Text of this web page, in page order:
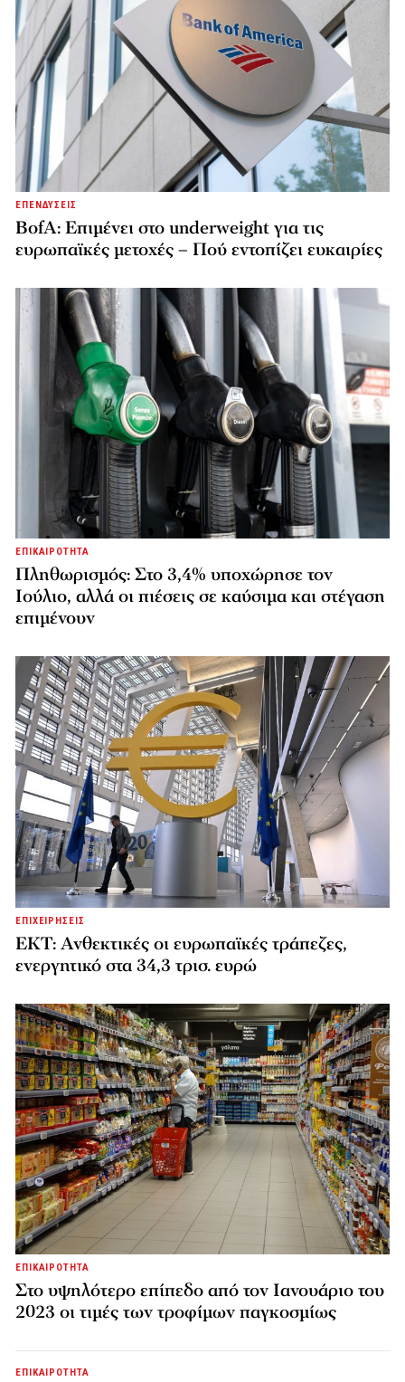
ΕΠΕΝΔΥΣΕΙΣ
BofA: Επιμένει στο underweight για τις
ευρωπαϊκές μετοχές – Πού εντοπίζει ευκαιρίες
ΕΠΙΚΑΙΡΟΤΗΤΑ
Πληθωρισμός: Στο 3,4% υποχώρησε τον
Ιούλιο, αλλά οι πιέσεις σε καύσιμα και στέγαση
επιμένουν
ΕΠΙΧΕΙΡΗΣΕΙΣ
ΕΚΤ: Ανθεκτικές οι ευρωπαϊκές τράπεζες,
ενεργητικό στα 34,3 τρισ. ευρώ
ΕΠΙΚΑΙΡΟΤΗΤΑ
Στο υψηλότερο επίπεδο από τον Ιανουάριο του
2023 οι τιμές των τροφίμων παγκοσμίως
ΕΠΙΚΑΙΡΟΤΗΤΑ